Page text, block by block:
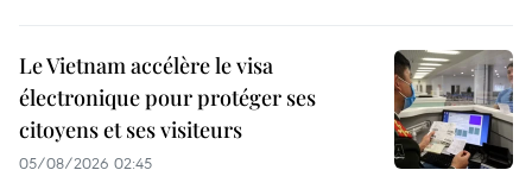
Le Vietnam accélère le visa
électronique pour protéger ses
citoyens et ses visiteurs
05/08/2026 02:45